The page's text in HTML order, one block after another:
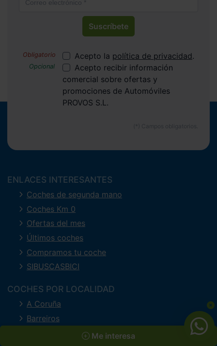
Me interesa
Suscríbete
Acepto la política de privacidad.
Acepto recibir información
comercial sobre ofertas y
promociones de Automóviles
PROVOS S.L.
ENLACES INTERESANTES
Coches de segunda mano
Coches Km 0
Ofertas del mes
Últimos coches
Compramos tu coche
SIBUSCASBICI
COCHES POR LOCALIDAD
A Coruña
Barreiros